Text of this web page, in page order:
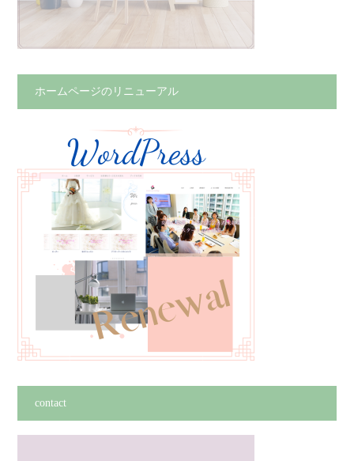
ホームページのリニューアル
contact